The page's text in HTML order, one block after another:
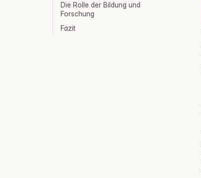
Die Rolle der Bildung und
Forschung
Fazit